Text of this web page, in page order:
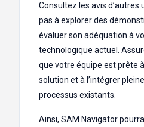
Consultez les avis d’autres
pas à explorer des
évaluer son adéquation à
technologique actuel.
que votre équipe est prête
solution et à l’intégrer
processus existants.
Ainsi, SAM Navigator